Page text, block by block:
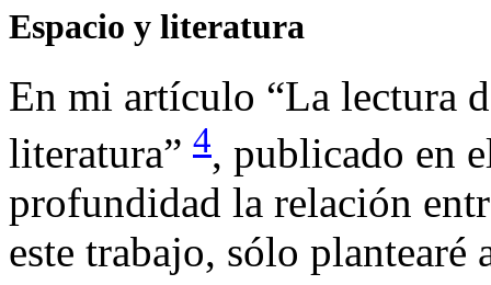
Espacio y literatura
En mi artículo “La lectura
literatura” 4, publicado en
profundidad la relación
este trabajo, sólo plantearé